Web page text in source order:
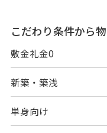
こだわり条件から
敷金礼金0
新築・築浅
単身向け